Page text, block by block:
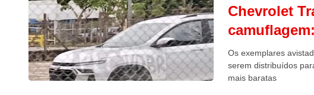
Chevrolet
Os exemplares
serem distribuídos
mais baratas